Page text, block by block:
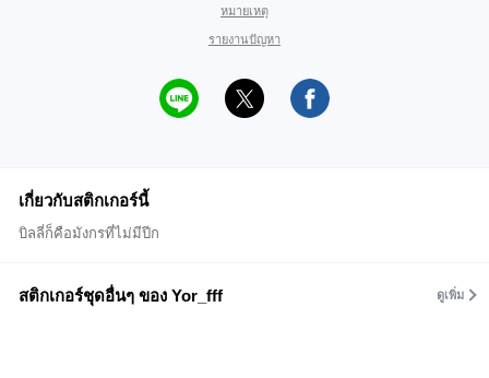
หมายเหตุ
รายงานปัญหา
เกี่ยวกับสติกเกอร์นี้
บิลลี่ก็คือมังกรที่ไม่มีปีก
สติกเกอร์ชุดอื่นๆ ของ Yor_fff ดูเพิ่ม